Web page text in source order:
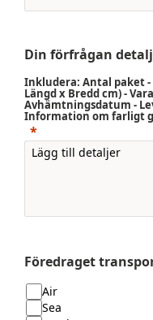
Din förfrågan
Inkludera: Antal paket -
Längd x Bredd cm) -
Avhämtningsdatum -
Information om farligt
Föredraget
Air
Sea